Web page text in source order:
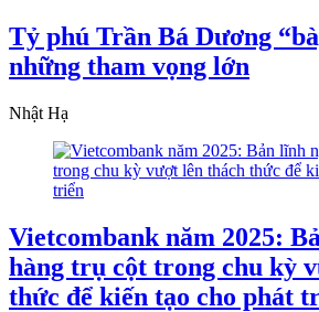
Tỷ phú Trần Bá Dương
những tham vọng lớn
Nhật Hạ
Vietcombank năm 2025:
hàng trụ cột trong chu kỳ
thức để kiến tạo cho phát